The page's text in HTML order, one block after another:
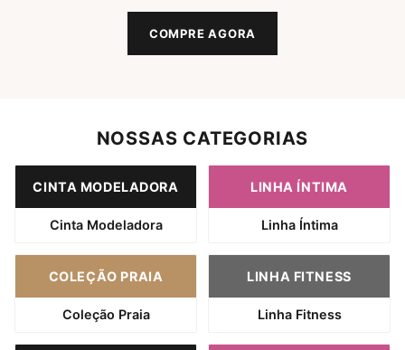
COMPRE AGORA
NOSSAS CATEGORIAS
CINTA MODELADORA
Cinta Modeladora
LINHA ÍNTIMA
Linha Íntima
COLEÇÃO PRAIA
Coleção Praia
LINHA FITNESS
Linha Fitness